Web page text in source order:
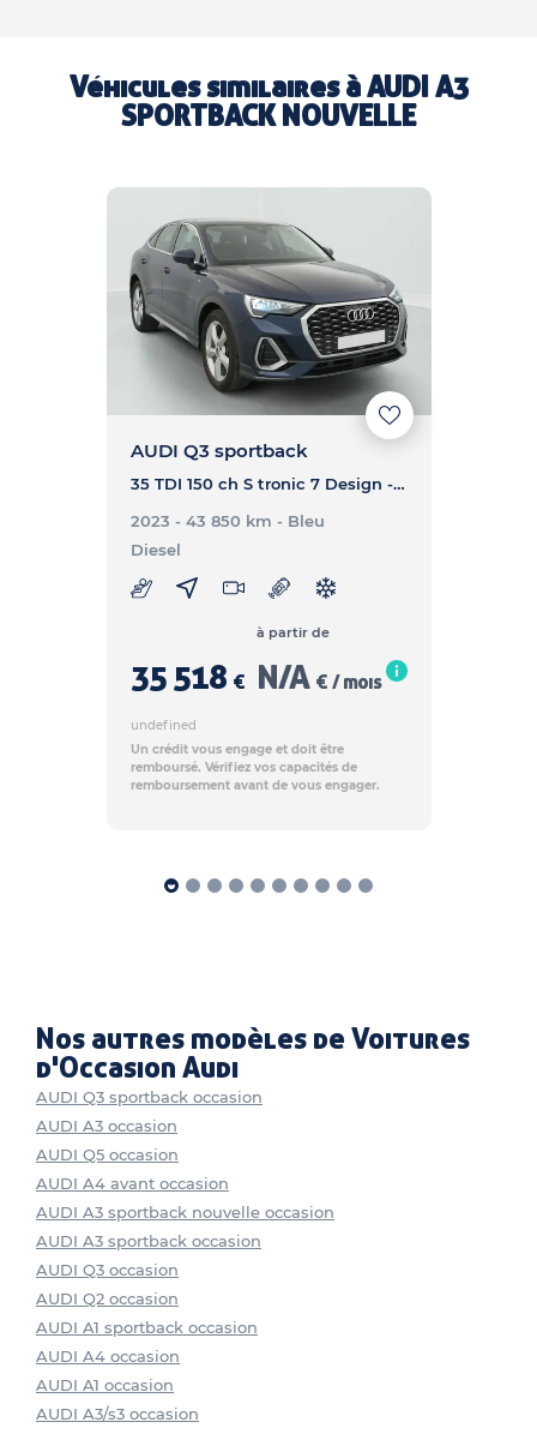
Véhicules similaires àAUDI A3
SPORTBACK NOUVELLE
AUDI Q3 sportback
35 TDI 150 ch S tronic 7 Design - Q3 SPORTBACK 35 TDI 150 ch S tronic 7 Design
2023 - 43 850 km - Bleu
Diesel
35 518 €
à partir de
N/A € / mois
undefined
Un crédit vous engage et doit être
remboursé. Vérifiez vos capacités de
remboursement avant de vous engager.
Nos autres modèles de Voitures
d'Occasion Audi
AUDI Q3 sportback occasion
AUDI A3 occasion
AUDI Q5 occasion
AUDI A4 avant occasion
AUDI A3 sportback nouvelle occasion
AUDI A3 sportback occasion
AUDI Q3 occasion
AUDI Q2 occasion
AUDI A1 sportback occasion
AUDI A4 occasion
AUDI A1 occasion
AUDI A3/s3 occasion